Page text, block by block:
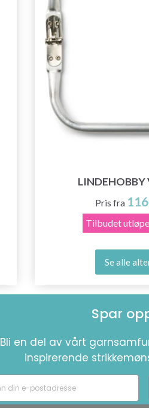
LINDEHOBBY
Pris fra
Tilbudet
Se alle
Spar
Bli en del av vårt
inspirerende